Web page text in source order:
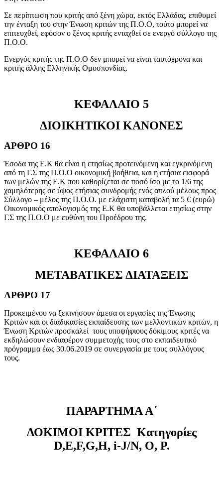
Σε περίπτωση που κριτής από ξένη χώρα, εκτός Ελλάδας, επιθυμεί
την ένταξη του στην Ένωση κριτών της Π.Ο.Ο, τούτο μπορεί να
επιτευχθεί, εφόσον ο ξένος κριτής ενταχθεί σε ενεργό σύλλογο της
Π.Ο.Ο.
Ενεργός κριτής της Π.Ο.Ο δεν μπορεί να είναι ταυτόχρονα και
κριτής άλλης Ελληνικής Ομοσπονδίας.
ΚΕΦΑΛΑΙΟ 5
ΔΙΟΙΚΗΤΙΚΟΙ ΚΑΝΟΝΕΣ
ΑΡΘΡΟ 16
Έσοδα της Ε.Κ θα είναι η ετησίως προτεινόμενη και εγκρινόμενη
από τη Γ.Σ της Π.Ο.Ο οικονομική βοήθεια, και η ετήσια εισφορά
των μελών της Ε.Κ που καθορίζεται σε ποσό ίσο με το 1/6 της
χαμηλότερης σε ύψος ετήσιας συνδρομής ενός απλού μέλους προς
Σύλλογο – μέλος της Π.Ο.Ο. με ελάχιστη καταβολή τα 5 € (ευρώ)
Οικονομικός απολογισμός της Ε.Κ θα υποβάλλεται ετησίως στην
Γ.Σ της Π.Ο.Ο με ευθύνη του Προέδρου της.
ΚΕΦΑΛΑΙΟ 6
ΜΕΤΑΒΑΤΙΚΕΣ ΔΙΑΤΑΞΕΙΣ
ΑΡΘΡΟ 17
Προκειμένου να ξεκινήσουν άμεσα οι εργασίες της Ένωσης
Κριτών και οι διαδικασίες εκπαίδευσης των μελλοντικών κριτών, η
Ένωση Κριτών προσκαλεί τους υποψήφιους δόκιμους κριτές να
εκδηλώσουν ενδιαφέρον συμμετοχής τους στο εκπαιδευτικό
πρόγραμμα έως 30.06.2019 σε συνεργασία με τους συλλόγους
τους.
ΠΑΡΑΡΤΗΜΑ Α΄
ΔΟΚΙΜΟΙ ΚΡΙΤΕΣ Κατηγορίες
D,E,F,G,H, i-J/N, O, P.